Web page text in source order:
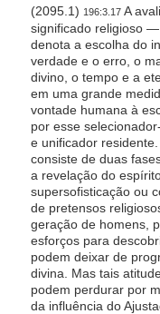
i
t
y
(2095.1) 196:3.17A
significado religioso
denota a escolha do
verdade e o erro, o
divino, o tempo e a
em uma grande
vontade humana à
por esse
e unificador
consiste de duas
a revelação do
supersofisticação ou
de pretensos
geração de homens,
esforços para
podem deixar de
divina. Mas tais
podem perdurar por
da influência do